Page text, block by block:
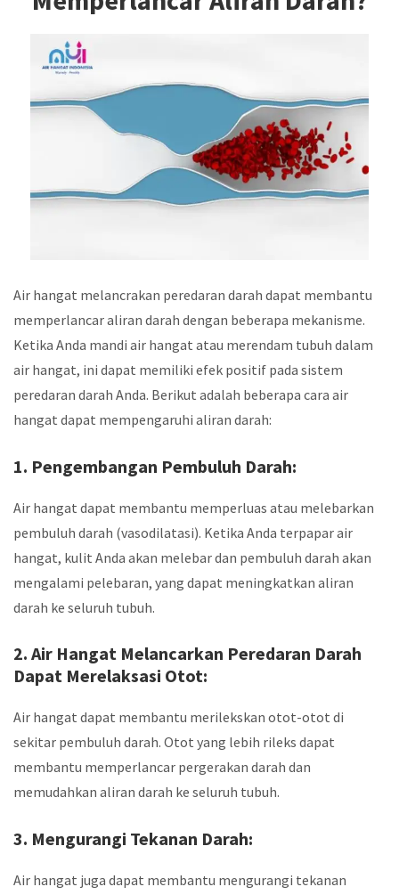
Air hangat melancrakan peredaran darah dapat membantu
memperlancar aliran darah dengan beberapa mekanisme.
Ketika Anda mandi air hangat atau merendam tubuh dalam
air hangat, ini dapat memiliki efek positif pada sistem
peredaran darah Anda. Berikut adalah beberapa cara air
hangat dapat mempengaruhi aliran darah:
1. Pengembangan Pembuluh Darah:
Air hangat dapat membantu memperluas atau melebarkan
pembuluh darah (vasodilatasi). Ketika Anda terpapar air
hangat, kulit Anda akan melebar dan pembuluh darah akan
mengalami pelebaran, yang dapat meningkatkan aliran
darah ke seluruh tubuh.
2. Air Hangat Melancarkan Peredaran Darah
Dapat Merelaksasi Otot:
Air hangat dapat membantu merilekskan otot-otot di
sekitar pembuluh darah. Otot yang lebih rileks dapat
membantu memperlancar pergerakan darah dan
memudahkan aliran darah ke seluruh tubuh.
3. Mengurangi Tekanan Darah:
Air hangat juga dapat membantu mengurangi tekanan